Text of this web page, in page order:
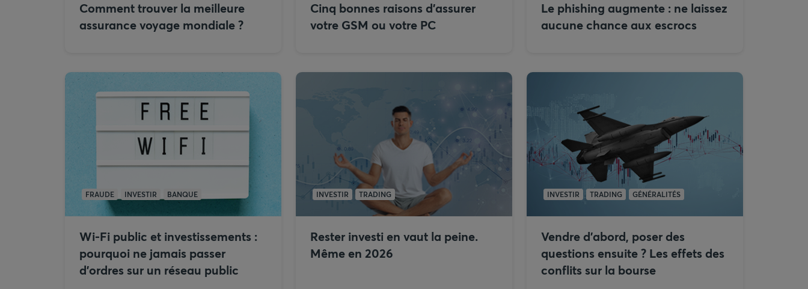
Comment trouver la meilleure
assurance voyage mondiale ?
Cinq bonnes raisons d’assurer
votre GSM ou votre PC
Le phishing augmente : ne laissez
aucune chance aux escrocs
FRAUDE INVESTIR BANQUE
Wi-Fi public et investissements :
pourquoi ne jamais passer
d’ordres sur un réseau public
INVESTIR TRADING
Rester investi en vaut la peine.
Même en 2026
INVESTIR TRADING GÉNÉRALITÉS
Vendre d’abord, poser des
questions ensuite ? Les effets des
conflits sur la bourse